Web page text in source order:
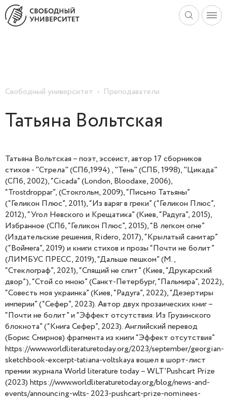
Свободный университет Преподаватели
Татьяна Вольтская
Татьяна Вольтская – поэт, эссеист, автор 17 сборников
стихов - "Стрела" (СПб,1994) , "Тень" (СПБ, 1998), "Цикада"
(СПб, 2002), “Cicada” (London, Bloodaxe, 2006),
“Trostdroppar”, (Стокгольм, 2009), “Письмо Татьяны”
(“Геликон Плюс”, 2011), “Из варяг в греки” (“Геликон Плюс”,
2012), “Угол Невского и Крещатика” (Киев, “Радуга”, 2015),
Избранное (СПб, “Геликон Плюс”, 2015), “В легком огне”
(Издательские решения, Ridero, 2017), “Крылатый санитар”
(“Воймега”, 2019) и книги стихов и прозы “Почти не болит”
(ЛИМБУС ПРЕСС, 2019), “Дальше пешком” (М.,
“Стеклограф”, 2021), “Спящий не спит” (Киев, “Друкарский
двор”), “Стой со мною” (Санкт-Петербург, “Пальмира”, 2022),
“Совесть моя украинка” (Киев, “Радуга”, 2022), “Дезертиры
империи” (“Сефер”, 2023). Автор двух прозаических книг –
“Почти не болит” и “Эффект отсутствия. Из Грузинского
блокнота” (“Книга Сефер”, 2023). Английский перевод
(Борис Смирнов) фрагмента из книги “Эффект отсутствия”
https://www.worldliteraturetoday.org/2023/september/georgian-
sketchbook-excerpt-tatiana-voltskaya вошел в шорт-лист
премии журнала World literature today – WLT’Pushcart Prize
(2023) https://www.worldliteraturetoday.org/blog/news-and-
events/announcing-wlts- 2023-pushcart-prize-nominees-